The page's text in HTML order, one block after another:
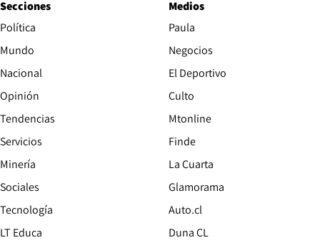
Secciones
Política
Mundo
Nacional
Opinión
Tendencias
Servicios
Minería
Sociales
Tecnología
LT Educa
Medios
Paula
Negocios
El Deportivo
Culto
Mtonline
Finde
La Cuarta
Glamorama
Auto.cl
Duna CL